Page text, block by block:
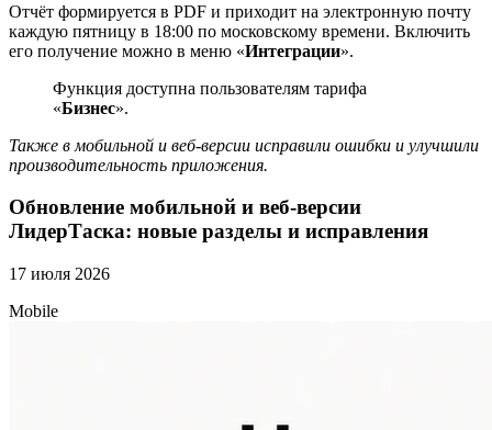
Отчёт формируется в PDF и приходит на электронную почту
каждую пятницу в 18:00 по московскому времени. Включить
его получение можно в меню «Интеграции».
Функция доступна пользователям тарифа
«Бизнес».
Также в мобильной и веб-версии исправили ошибки и улучшили
производительность приложения.
Обновление мобильной и веб-версии
ЛидерТаска: новые разделы и исправления
17 июля 2026
Mobile